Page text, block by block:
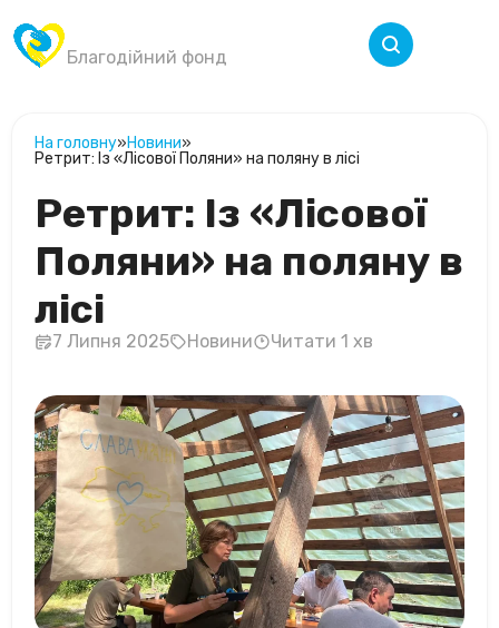
Благодійний фонд
На головну»Новини»
Ретрит: Із «Лісової Поляни» на поляну в лісі
Ретрит: Із «Лісової
Поляни» на поляну в
лісі
7 Липня 2025 Новини Читати 1 хв